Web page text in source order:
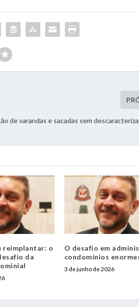
de varandas e sacadas sem
reimplantar: o
da
O desafio em
condomínios
3 de junho de 2026